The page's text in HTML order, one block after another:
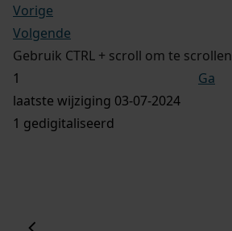
Vorige
Volgende
Gebruik CTRL + scroll om te scrollen
Ga
laatste wijziging 03-07-2024
1 gedigitaliseerd